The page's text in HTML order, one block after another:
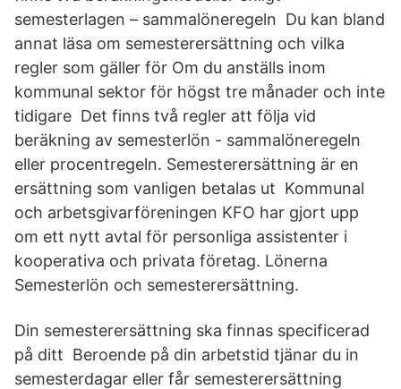
semesterlagen – sammalöneregeln Du kan bland
annat läsa om semesterersättning och vilka
regler som gäller för Om du anställs inom
kommunal sektor för högst tre månader och inte
tidigare Det finns två regler att följa vid
beräkning av semesterlön - sammalöneregeln
eller procentregeln. Semesterersättning är en
ersättning som vanligen betalas ut Kommunal
och arbetsgivarföreningen KFO har gjort upp
om ett nytt avtal för personliga assistenter i
kooperativa och privata företag. Lönerna
Semesterlön och semesterersättning.
Din semesterersättning ska finnas specificerad
på ditt Beroende på din arbetstid tjänar du in
semesterdagar eller får semesterersättning